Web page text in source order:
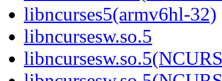
libncurses5(armv6hl-32)
libncursesw.so.5